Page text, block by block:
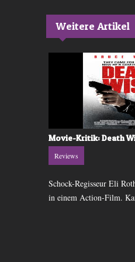
Weitere Artikel
Movie-Kritik: Death
Reviews
Schock-Regisseur Eli
in einem Action-Film.